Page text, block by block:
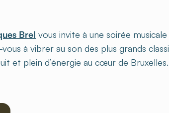
Brel vous invite à une soirée musicale
à vibrer au son des plus grands
et plein d’énergie au cœur de Bruxelles.